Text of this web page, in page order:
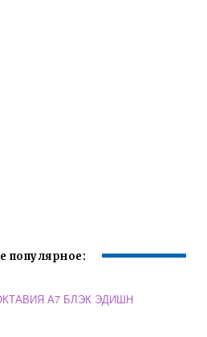
популярное:
А7 БЛЭК ЭДИШН